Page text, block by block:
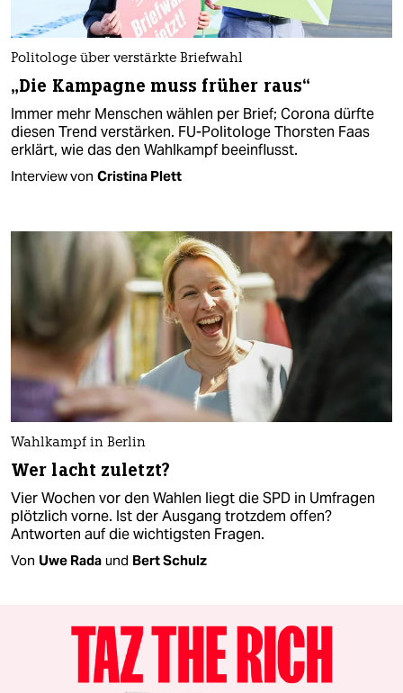
Politologe über verstärkte Briefwahl
„Die Kampagne muss früher raus“
Immer mehr Menschen wählen per Brief; Corona dürfte
diesen Trend verstärken. FU-Politologe Thorsten Faas
erklärt, wie das den Wahlkampf beeinflusst.
Interview von Cristina Plett
Wahlkampf in Berlin
Wer lacht zuletzt?
Vier Wochen vor den Wahlen liegt die SPD in Umfragen
plötzlich vorne. Ist der Ausgang trotzdem offen?
Antworten auf die wichtigsten Fragen.
Von Uwe Rada und Bert Schulz